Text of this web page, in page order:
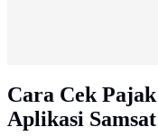
Cara Cek
Aplikasi